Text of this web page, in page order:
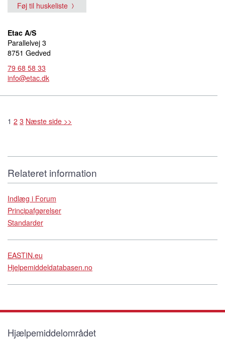
Føj til huskeliste
Etac A/S
Parallelvej 3
8751 Gedved
79 68 58 33
info@etac.dk
1 2 3 Næste side >>
Relateret information
Indlæg i Forum
Principafgørelser
Standarder
EASTIN.eu
Hjelpemiddeldatabasen.no
Hjælpemiddelområdet